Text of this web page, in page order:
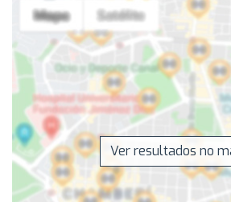
Ver resultados no